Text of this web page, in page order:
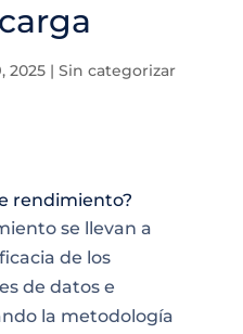
2025| Sin categorizar
rendimiento?
se llevan a
de los
de datos e
la metodología